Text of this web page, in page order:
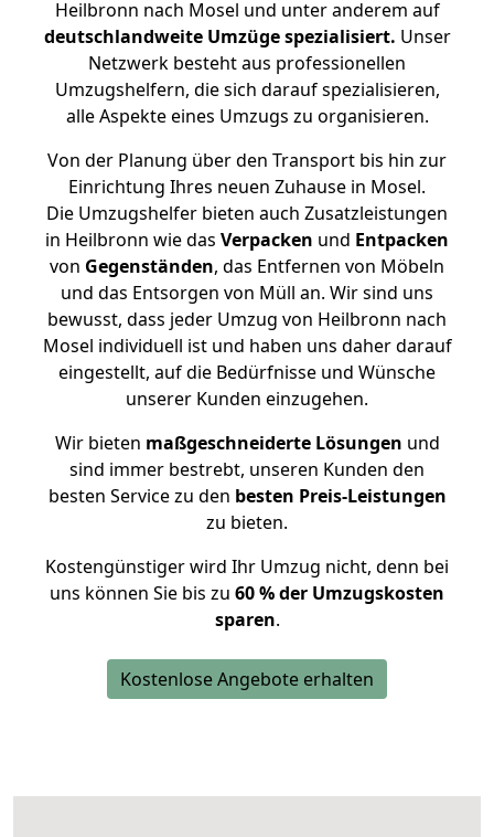
Heilbronn nach Mosel und unter anderem auf
deutschlandweite Umzüge spezialisiert. Unser
Netzwerk besteht aus professionellen
Umzugshelfern, die sich darauf spezialisieren,
alle Aspekte eines Umzugs zu organisieren.
Von der Planung über den Transport bis hin zur
Einrichtung Ihres neuen Zuhause in Mosel.
Die Umzugshelfer bieten auch Zusatzleistungen
in Heilbronn wie das Verpacken und Entpacken
von Gegenständen, das Entfernen von Möbeln
und das Entsorgen von Müll an. Wir sind uns
bewusst, dass jeder Umzug von Heilbronn nach
Mosel individuell ist und haben uns daher darauf
eingestellt, auf die Bedürfnisse und Wünsche
unserer Kunden einzugehen.
Wir bieten maßgeschneiderte Lösungen und
sind immer bestrebt, unseren Kunden den
besten Service zu den besten Preis-Leistungen
zu bieten.
Kostengünstiger wird Ihr Umzug nicht, denn bei
uns können Sie bis zu 60 % der Umzugskosten
sparen.
Kostenlose Angebote erhalten